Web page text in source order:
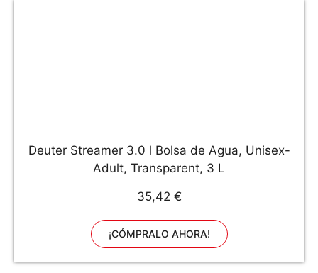
Deuter Streamer 3.0 l Bolsa de Agua, Unisex-
Adult, Transparent, 3 L
35,42 €
¡CÓMPRALO AHORA!